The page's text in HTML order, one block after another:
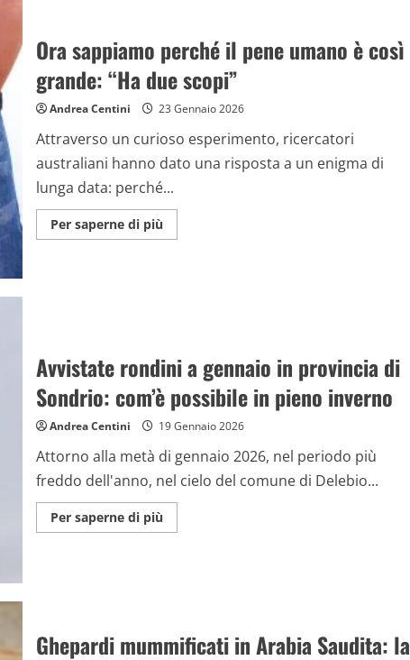
affetto
da
una
rara
sindrome:
la
degli
archeologi
Ora sappiamo perché il pene umano è così
grande: “Ha due scopi”
Andrea Centini 23 Gennaio 2026
Attraverso un curioso esperimento, ricercatori
australiani hanno dato una risposta a un enigma di
lunga data: perché...
Per saperne di piùMaggiori
informazioni
grande:
“Ha
scopi”
Avvistate rondini a gennaio in provincia di
Sondrio: com’è possibile in pieno inverno
Andrea Centini 19 Gennaio 2026
Attorno alla metà di gennaio 2026, nel periodo più
freddo dell'anno, nel cielo del comune di Delebio...
Per saperne di piùMaggiori
informazioni
Sondrio:
com’è
Ghepardi mummificati in Arabia Saudita: la